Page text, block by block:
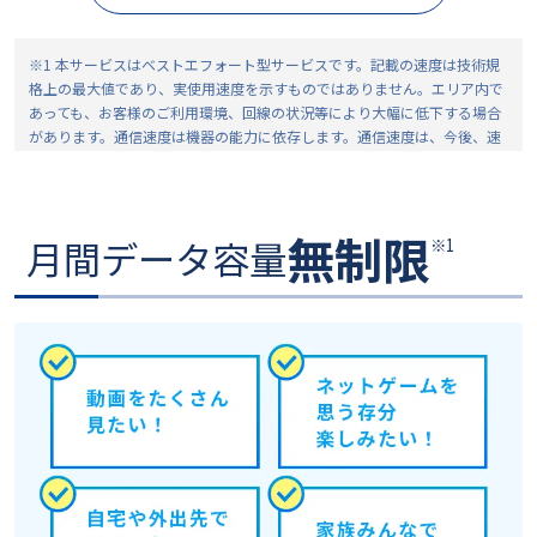
※1 本サービスはベストエフォート型サービスです。記載の速度は技術規
格上の最大値であり、実使用速度を示すものではありません。エリア内で
あっても、お客様のご利用環境、回線の状況等により大幅に低下する場合
があります。通信速度は機器の能力に依存します。通信速度は、今後、速
月間データ容量無制限 ※1